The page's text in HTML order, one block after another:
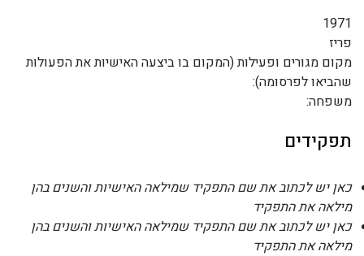
1971
פריז
מקום מגורים ופעילות (המקום בו ביצעה האישיות את הפעולות
שהביאו לפרסומה):
משפחה:
תפקידים
כאן יש לכתוב את שם התפקיד שמילאה האישיות והשנים בהן
מילאה את התפקיד
כאן יש לכתוב את שם התפקיד שמילאה האישיות והשנים בהן
מילאה את התפקיד